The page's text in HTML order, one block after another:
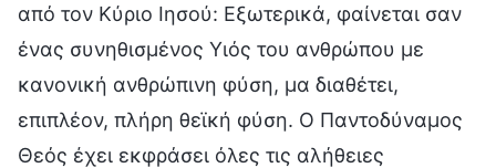
από τον Κύριο Ιησού: Εξωτερικά, φαίνεται σαν
ένας συνηθισμένος Υιός του ανθρώπου με
κανονική ανθρώπινη φύση, μα διαθέτει,
επιπλέον, πλήρη θεϊκή φύση. Ο Παντοδύναμος
Θεός έχει εκφράσει όλες τις αλήθειες